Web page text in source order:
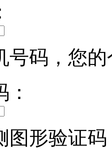
号码，您
图形验证码